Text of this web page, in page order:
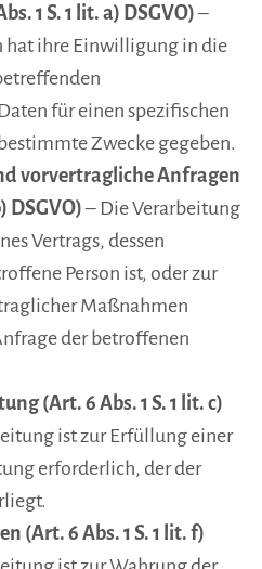
1 S. 1 lit. a) DSGVO)–
hat ihre Einwilligung in die
für einen spezifischen
Zwecke gegeben.
vorvertragliche Anfragen
DSGVO)– Die Verarbeitung
Vertrags, dessen
Person ist, oder zur
Maßnahmen
der betroffenen
(Art. 6 Abs. 1 S. 1 lit. c)
ist zur Erfüllung einer
erforderlich, der der
(Art. 6 Abs. 1 S. 1 lit. f)